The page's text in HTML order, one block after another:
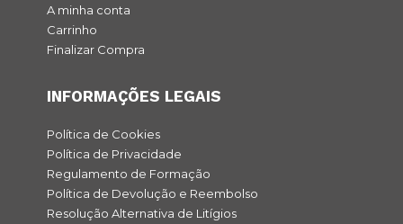
A minha conta
Carrinho
Finalizar Compra
INFORMAÇÕES LEGAIS
Política de Cookies
Política de Privacidade
Regulamento de Formação
Política de Devolução e Reembolso
Resolução Alternativa de Litígios